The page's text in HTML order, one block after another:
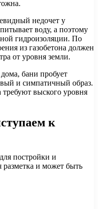
недочет у
воду, а поэтому
гидроизоляции. По
из газобетона должен
от уровня земли.
бани пробует
и симпатичный образ.
выского уровня
к
постройки и
разметка и может быть